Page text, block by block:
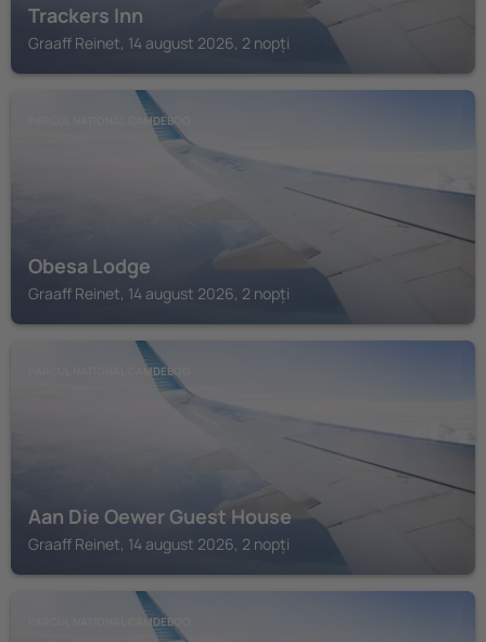
Trackers Inn
Graaff Reinet, 14 august 2026, 2 nopți
PARCUL NAȚIONAL CAMDEBOO
Obesa Lodge
Graaff Reinet, 14 august 2026, 2 nopți
PARCUL NAȚIONAL CAMDEBOO
Aan Die Oewer Guest House
Graaff Reinet, 14 august 2026, 2 nopți
PARCUL NAȚIONAL CAMDEBOO